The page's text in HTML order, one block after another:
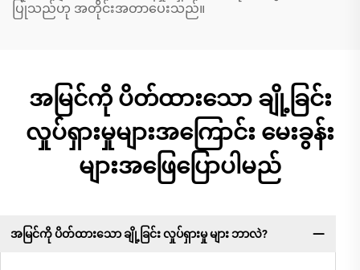
ပြုသည်ဟု အတိုင်းအတာပေးသည်။
အမြင်ကို ပိတ်ထားသော ချို့ခြင်း
လှုပ်ရှားမှုများအကြောင်း မေးခွန်း
များအဖြေပြောပါမည်
အမြင်ကို ပိတ်ထားသော ချို့ခြင်း လှုပ်ရှားမှု များ ဘာလဲ?